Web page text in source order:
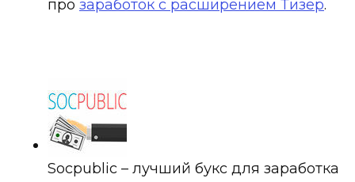
про заработок с расширением Тизер.
Socpublic – лучший букс для заработка